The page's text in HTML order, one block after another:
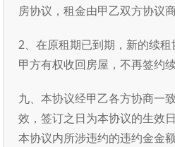
房协议，租金由甲乙双方协议商
2、在原租期已到期，新的续租
甲方有权收回房屋，不再签约续
九、本协议经甲乙各方协商一
效，签订之日为本协议的生效
本协议内所涉违约的违约金金